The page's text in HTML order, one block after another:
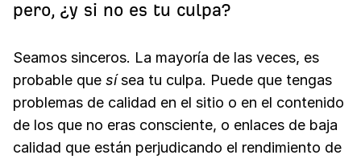
pero, ¿y si no es tu culpa?
Seamos sinceros. La mayoría de las veces, es
probable que sísea tu culpa. Puede que tengas
problemas de calidad en el sitio o en el contenido
de los que no eras consciente, o enlaces de baja
calidad que están perjudicando el rendimiento de